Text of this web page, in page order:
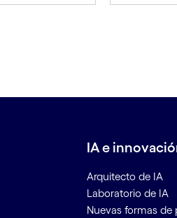
IA e
Arquitecto de IA
Laboratorio de IA
Nuevas formas de